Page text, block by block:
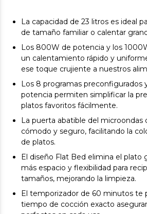
La capacidad de 23 litros es ideal
de tamaño familiar o calentar
Los 800W de potencia y los
un calentamiento rápido y
ese toque crujiente a nuestros
Los 8 programas preconfigurados
potencia permiten simplificar la
platos favoritos fácilmente.
La puerta abatible del microondas
cómodo y seguro, facilitando la
de platos.
El diseño Flat Bed elimina el plato
más espacio y flexibilidad para
tamaños, mejorando la limpieza.
El temporizador de 60 minutos te
tiempo de cocción exacto